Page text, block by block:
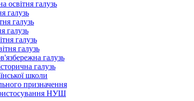
освітня галузь
галузь
галузь
галузь
галузь
галузь
галузь
галузь
школи
призначення
НУШ